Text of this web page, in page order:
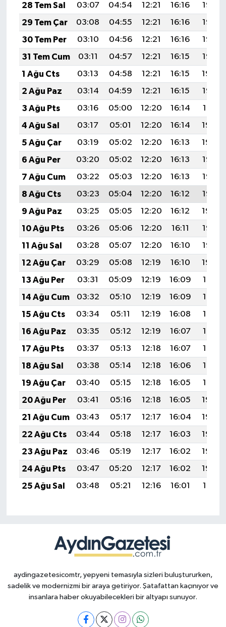
28 Tem Sal
03:07 04:54 12:21 16:16
19:38
29 Tem Çar
03:08 04:55 12:21 16:16
19:37
30 Tem Per
03:10 04:56 12:21 16:16
19:36
31 Tem Cum
03:11 04:57 12:21 16:15
19:35
1 Ağu Cts
03:13 04:58 12:21 16:15
19:34
2 Ağu Paz
03:14 04:59 12:21 16:15
19:33
3 Ağu Pts
03:16 05:00 12:20 16:14
19:31
4 Ağu Sal
03:17 05:01 12:20 16:14
19:30
5 Ağu Çar
03:19 05:02 12:20 16:13
19:29
6 Ağu Per
03:20 05:02 12:20 16:13
19:28
7 Ağu Cum
03:22 05:03 12:20 16:13
19:27
8 Ağu Cts
03:23 05:04 12:20 16:12
19:25
9 Ağu Paz
03:25 05:05 12:20 16:12
19:24
10 Ağu Pts
03:26 05:06 12:20 16:11
19:23
11 Ağu Sal
03:28 05:07 12:20 16:10
19:22
12 Ağu Çar
03:29 05:08 12:19 16:10
19:20
13 Ağu Per
03:31 05:09 12:19 16:09
19:19
14 Ağu Cum
03:32 05:10 12:19 16:09
19:18
15 Ağu Cts
03:34 05:11 12:19 16:08
19:16
16 Ağu Paz
03:35 05:12 12:19 16:07
19:15
17 Ağu Pts
03:37 05:13 12:18 16:07
19:13
18 Ağu Sal
03:38 05:14 12:18 16:06
19:12
19 Ağu Çar
03:40 05:15 12:18 16:05
19:10
20 Ağu Per
03:41 05:16 12:18 16:05
19:09
21 Ağu Cum
03:43 05:17 12:17 16:04
19:08
22 Ağu Cts
03:44 05:18 12:17 16:03
19:06
23 Ağu Paz
03:46 05:19 12:17 16:02
19:05
24 Ağu Pts
03:47 05:20 12:17 16:02
19:03
25 Ağu Sal
03:48 05:21 12:16 16:01 19:01
aydingazetesicomtr, yepyeni temasıyla sizleri buluştururken,
sadelik ve modernizmi bir araya getiriyor. Şatafattan kaçınıyor ve
insanlara haber okuyabilecekleri bir altyapı sunuyor.